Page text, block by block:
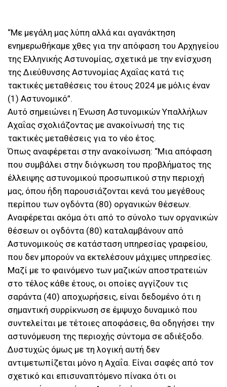
“Με μεγάλη μας λύπη αλλά και αγανάκτηση
ενημερωθήκαμε χθες για την απόφαση του Αρχηγείου
της Ελληνικής Αστυνομίας, σχετικά με την ενίσχυση
της Διεύθυνσης Αστυνομίας Αχαΐας κατά τις
τακτικές μεταθέσεις του έτους 2024 με μόλις έναν
(1) Αστυνομικό”.
Αυτό σημειώνει η Ένωση Αστυνομικών Υπαλλήλων
Αχαΐας σχολιάζοντας με ανακοίνωσή της τις
τακτικές μεταθέσεις για το νέο έτος.
Όπως αναφέρεται στην ανακοίνωση: “Μια απόφαση
που συμβάλει στην διόγκωση του προβλήματος της
έλλειψης αστυνομικού προσωπικού στην περιοχή
μας, όπου ήδη παρουσιάζονται κενά του μεγέθους
περίπου των ογδόντα (80) οργανικών θέσεων.
Αναφέρεται ακόμα ότι από το σύνολο των οργανικών
θέσεων οι ογδόντα (80) καταλαμβάνουν από
Αστυνομικούς σε κατάσταση υπηρεσίας γραφείου,
που δεν μπορούν να εκτελέσουν μάχιμες υπηρεσίες.
Μαζί με το φαινόμενο των μαζικών αποστρατειών
στο τέλος κάθε έτους, οι οποίες αγγίζουν τις
σαράντα (40) αποχωρήσεις, είναι δεδομένο ότι η
σημαντική συρρίκνωση σε έμψυχο δυναμικό που
συντελείται με τέτοιες αποφάσεις, θα οδηγήσει την
αστυνόμευση της περιοχής σύντομα σε αδιέξοδο.
Δυστυχώς όμως με τη λογική αυτή δεν
αντιμετωπίζεται μόνο η Αχαΐα. Είναι σαφές από τον
σχετικό και επισυναπτόμενο πίνακα ότι οι